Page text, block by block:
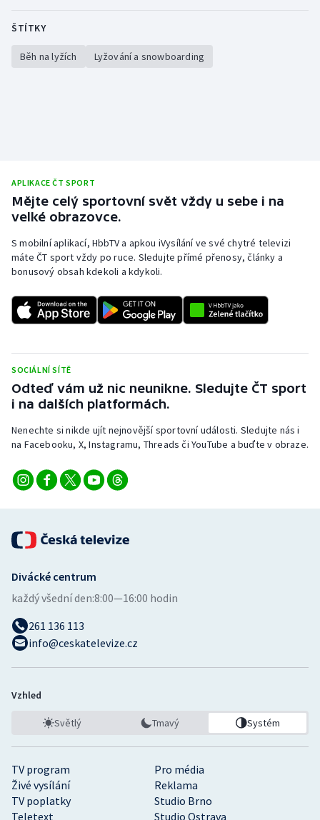
ŠTÍTKY
Běh na lyžích Lyžování a snowboarding
APLIKACE ČT SPORT
Mějte celý sportovní svět vždy u sebe i na
velké obrazovce.
S mobilní aplikací, HbbTV a apkou iVysílání ve své chytré televizi
máte ČT sport vždy po ruce. Sledujte přímé přenosy, články a
bonusový obsah kdekoli a kdykoli.
SOCIÁLNÍ SÍTĚ
Odteď vám už nic neunikne. Sledujte ČT sport
i na dalších platformách.
Nenechte si nikde ujít nejnovější sportovní události. Sledujte nás i
na Facebooku, X, Instagramu, Threads či YouTube a buďte v obraze.
TV program
Pro média
Živé vysílání
Reklama
TV poplatky
Studio Brno
Teletext
Studio Ostrava
Divácké centrum
každý všední den:8:00—16:00 hodin
261 136 113
info@ceskatelevize.cz
Vzhled
Světlý Tmavý Systém